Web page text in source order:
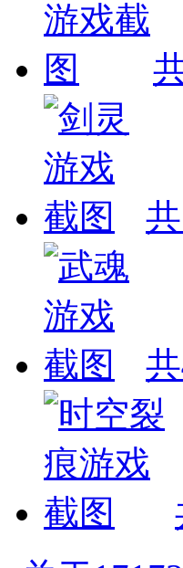
共
共